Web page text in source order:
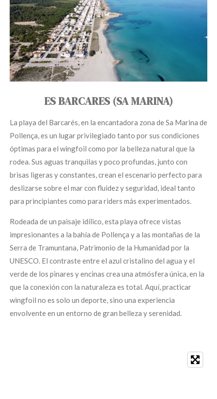
ES BARCARES (SA MARINA)
La playa del Barcarés, en la encantadora zona de Sa Marina de
Pollença, es un lugar privilegiado tanto por sus condiciones
óptimas para el wingfoil como por la belleza natural que la
rodea. Sus aguas tranquilas y poco profundas, junto con
brisas ligeras y constantes, crean el escenario perfecto para
deslizarse sobre el mar con fluidez y seguridad, ideal tanto
para principiantes como para riders más experimentados.
Rodeada de un paisaje idílico, esta playa ofrece vistas
impresionantes a la bahía de Pollença y a las montañas de la
Serra de Tramuntana, Patrimonio de la Humanidad por la
UNESCO. El contraste entre el azul cristalino del agua y el
verde de los pinares y encinas crea una atmósfera única, en la
que la conexión con la naturaleza es total. Aquí, practicar
wingfoil no es solo un deporte, sino una experiencia
envolvente en un entorno de gran belleza y serenidad.